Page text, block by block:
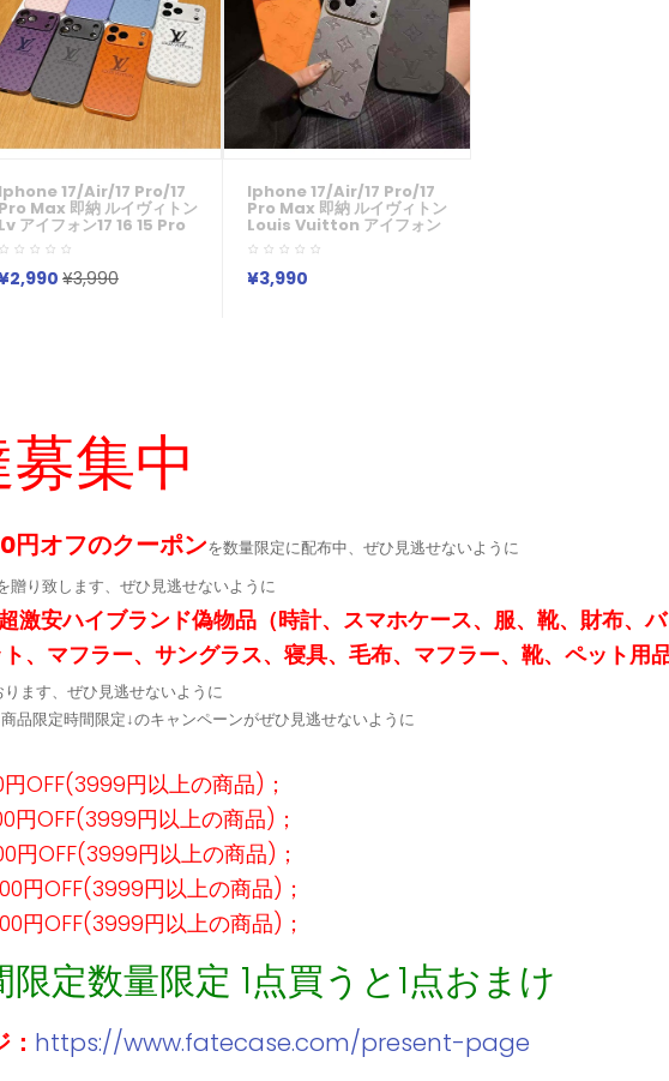
Iphone 17/air/17 Pro/17
Pro Max 即納 ルイヴィトン
Lv アイフォン17 16 15 Pro
Max Airケース Iphone
Air 17 16 Pro Max 15 Plus
13 12 17 Pro Max Xs
Maxケース ブランド レディ
¥3,990
Iphone 17/air/17 Pro/17
Pro Max 即納 ルイヴィトン
Louis Vuitton アイフォン
17 16 15 Pro Max Airケー
ス Iphone Air 17 16 Pro
Max 15 Plus 14 13 12 17
Pro Max Xs Maxケース ブ
¥3,990
募集中
円オフのクーポンを数量限定に配布中、ぜひ見逃せないように
贈り致します、ぜひ見逃せないように
激安ハイブランド偽物品（時計、スマホケース、服、靴、財布、
、マフラー、サングラス、寝具、毛布、マフラー、靴、ペット用
ます、ぜひ見逃せないように
品限定時間限定↓のキャンペーンがぜひ見逃せないように
OFF(3999円以上の商品)；
円OFF(3999円以上の商品)；
円OFF(3999円以上の商品)；
円OFF(3999円以上の商品)；
円OFF(3999円以上の商品)；
限定数量限定 1点買うと1点おまけ
https://www.fatecase.com/present-page